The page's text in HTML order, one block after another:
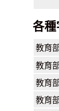
各
教育
教育
教育
教育